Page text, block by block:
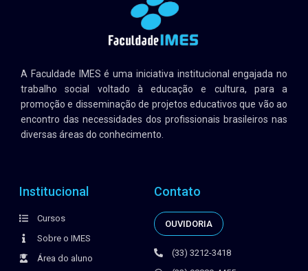
A Faculdade IMES é uma iniciativa institucional engajada no
trabalho social voltado à educação e cultura, para a
promoção e disseminação de projetos educativos que vão ao
encontro das necessidades dos profissionais brasileiros nas
diversas áreas do conhecimento.
Institucional
Cursos
Sobre o IMES
Área do aluno
Contato
OUVIDORIA
(33) 3212-3418